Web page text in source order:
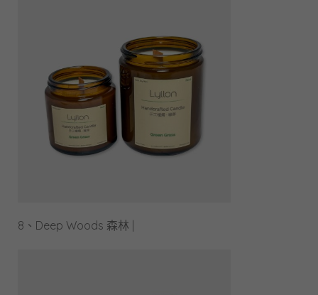
8、Deep Woods 森林 |